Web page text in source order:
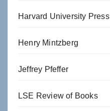
Harvard University Press
Henry Mintzberg
Jeffrey Pfeffer
LSE Review of Books